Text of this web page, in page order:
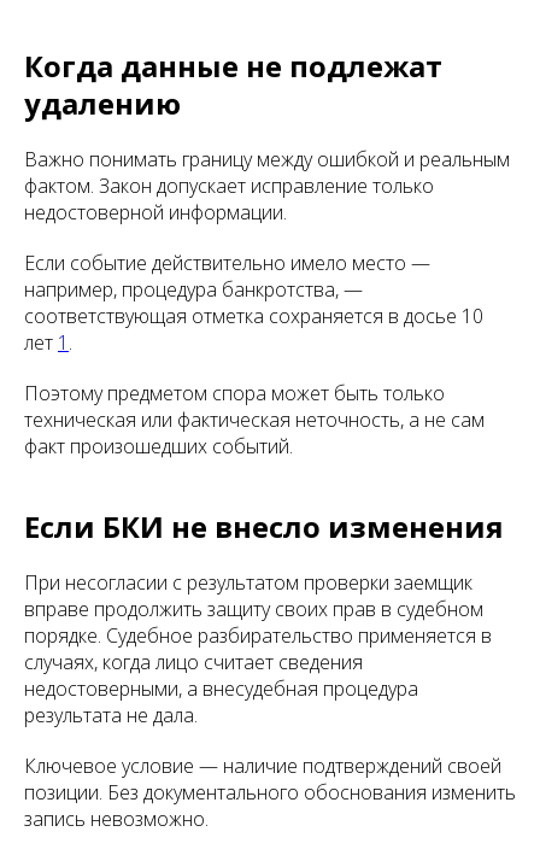
Когда данные не подлежат
удалению
Важно понимать границу между ошибкой и реальным
фактом. Закон допускает исправление только
недостоверной информации.
Если событие действительно имело место —
например, процедура банкротства, —
соответствующая отметка сохраняется в досье 10
лет 1 .
Поэтому предметом спора может быть только
техническая или фактическая неточность, а не сам
факт произошедших событий.
Если БКИ не внесло изменения
При несогласии с результатом проверки заемщик
вправе продолжить защиту своих прав в судебном
порядке. Судебное разбирательство применяется в
случаях, когда лицо считает сведения
недостоверными, а внесудебная процедура
результата не дала.
Ключевое условие — наличие подтверждений своей
позиции. Без документального обоснования изменить
запись невозможно.